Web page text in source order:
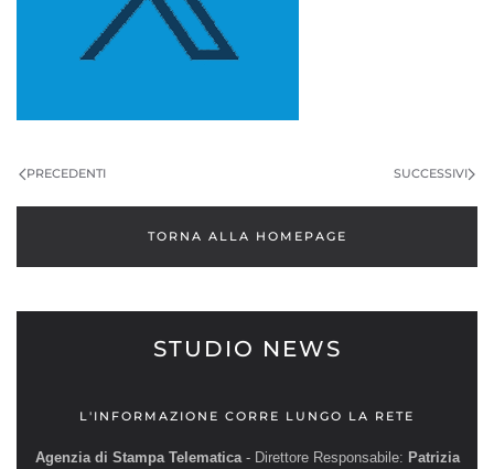
PRECEDENTI SUCCESSIVI
TORNA ALLA HOMEPAGE
STUDIO NEWS
L'INFORMAZIONE CORRE LUNGO LA RETE
Agenzia di Stampa Telematica- Direttore Responsabile: Patrizia